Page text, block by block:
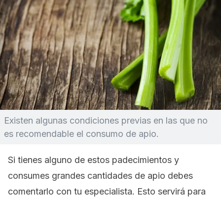
Existen algunas condiciones previas en las que no
es recomendable el consumo de apio.
Si tienes alguno de estos padecimientos y
consumes grandes cantidades de apio debes
comentarlo con tu especialista. Esto servirá para